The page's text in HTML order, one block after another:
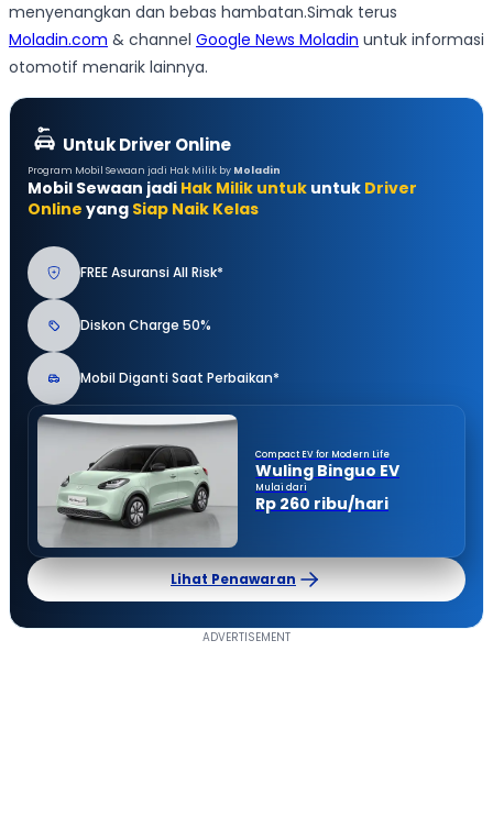
menyenangkan dan bebas hambatan.Simak terus
Moladin.com & channel Google News Moladin untuk informasi
otomotif menarik lainnya.
Untuk Driver Online
Program Mobil Sewaan jadi Hak Milik by Moladin
Mobil Sewaan jadi Hak Milik untuk untuk Driver
Online yang Siap Naik Kelas
FREE Asuransi All Risk*
Diskon Charge 50%
Mobil Diganti Saat Perbaikan*
Compact EV for Modern Life
Wuling Binguo EV
Mulai dari
Rp 260 ribu/hari
Lihat Penawaran